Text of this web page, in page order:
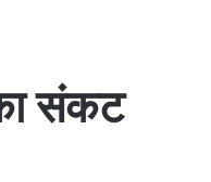
संकट